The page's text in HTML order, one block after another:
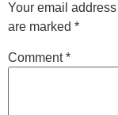
Your email
are marked *
Comment*